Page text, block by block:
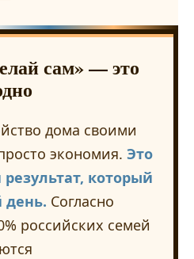
сам» — это
дома своими
экономия. Это
который
Согласно
российских семей